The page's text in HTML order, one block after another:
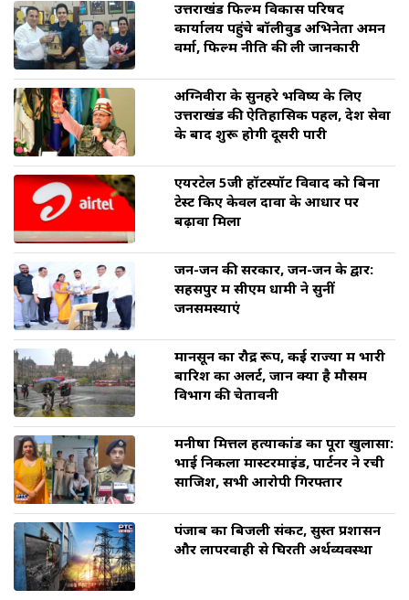
उत्तराखंड फिल्म विकास परिषद
कार्यालय पहुंचे बॉलीवुड अभिनेता अमन
वर्मा, फिल्म नीति की ली जानकारी
अग्निवीरों के सुनहरे भविष्य के लिए
उत्तराखंड की ऐतिहासिक पहल, देश सेवा
के बाद शुरू होगी दूसरी पारी
एयरटेल 5जी हॉटस्पॉट विवाद को बिना
टेस्ट किए केवल दावों के आधार पर
बढ़ावा मिला
जन-जन की सरकार, जन-जन के द्वार:
सहसपुर में सीएम धामी ने सुनीं
जनसमस्याएं
मानसून का रौद्र रूप, कई राज्यों में भारी
बारिश का अलर्ट, जानें क्या है मौसम
विभाग की चेतावनी
मनीषा मित्तल हत्याकांड का पूरा खुलासा:
भाई निकला मास्टरमाइंड, पार्टनर ने रची
साजिश, सभी आरोपी गिरफ्तार
पंजाब का बिजली संकट, सुस्त प्रशासन
और लापरवाही से घिरती अर्थव्यवस्था